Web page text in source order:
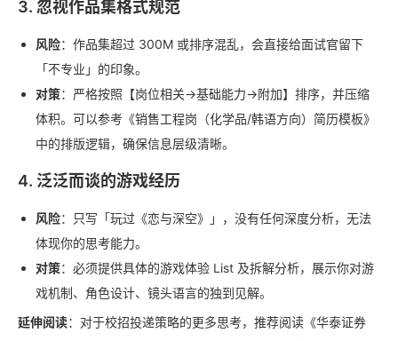
3. 忽视作品集格式规范
风险：作品集超过 300M 或排序混乱，会直接给面试官留下
「不专业」的印象。
对策：严格按照【岗位相关->基础能力->附加】排序，并压缩
体积。可以参考《销售工程岗（化学品/韩语方向）简历模板》
中的排版逻辑，确保信息层级清晰。
4. 泛泛而谈的游戏经历
风险：只写「玩过《恋与深空》」，没有任何深度分析，无法
体现你的思考能力。
对策：必须提供具体的游戏体验 List 及拆解分析，展示你对游
戏机制、角色设计、镜头语言的独到见解。
延伸阅读：对于校招投递策略的更多思考，推荐阅读《华泰证券